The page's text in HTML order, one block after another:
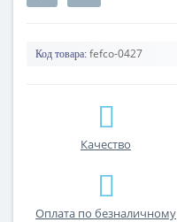
Код товара: fefco-0427
Качество
Оплата по безналичному